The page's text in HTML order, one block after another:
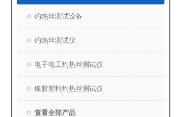
灼热丝测试设备
灼热丝测试仪
电子电工灼热丝测试仪
橡胶塑料灼热丝测试仪
查看全部产品